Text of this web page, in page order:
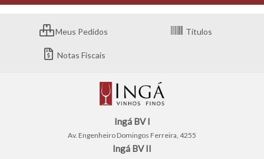
Meus Pedidos Títulos
Notas Fiscais
Ingá BV I
Av. Engenheiro Domingos Ferreira, 4255
Ingá BV II